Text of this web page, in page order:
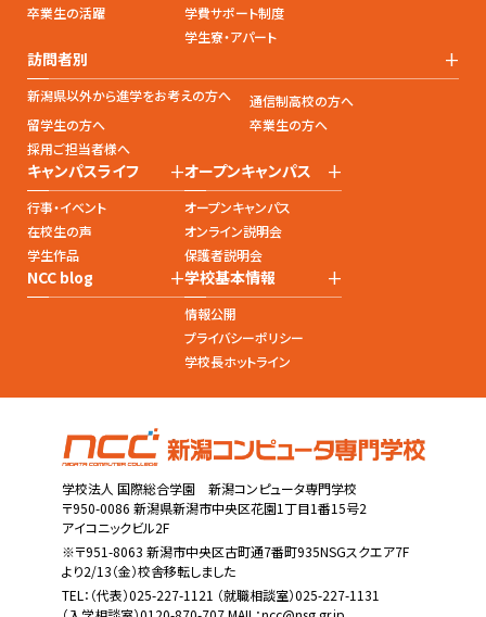
卒業生の活躍
学費サポート制度
学生寮・アパート
訪問者別 +
新潟県以外から進学をお考えの方へ
通信制高校の方へ
留学生の方へ
卒業生の方へ
採用ご担当者様へ
キャンパスライフ +
行事・イベント
在校生の声
学生作品
オープンキャンパス +
オープンキャンパス
オンライン説明会
保護者説明会
NCC blog +学校基本情報 +
情報公開
プライバシーポリシー
学校長ホットライン
学校法人 国際総合学園 新潟コンピュータ専門学校
〒950-0086 新潟県新潟市中央区花園1丁目1番15号2
アイコニックビル2F
※〒951-8063 新潟市中央区古町通7番町935NSGスクエア7F
より2/13（金）校舎移転しました
TEL： （代表）025-227-1121 （就職相談室）025-227-1131